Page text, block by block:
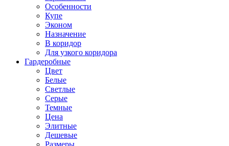
Особенности
Купе
Эконом
Назначение
В коридор
Для узкого коридора
Гардеробные
Цвет
Белые
Светлые
Серые
Темные
Цена
Элитные
Дешевые
Размеры